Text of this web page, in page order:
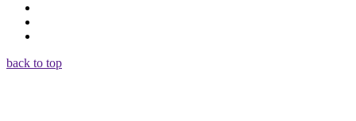
back to top